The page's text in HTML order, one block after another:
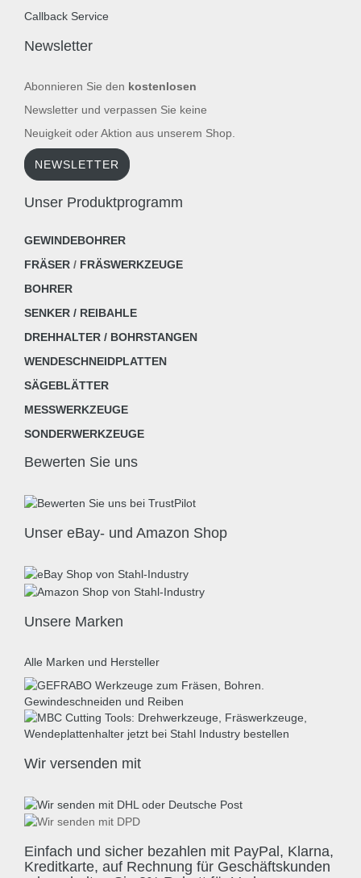
Callback Service
Newsletter
Abonnieren Sie den kostenlosen
Newsletter und verpassen Sie keine
Neuigkeit oder Aktion aus unserem Shop.
NEWSLETTER
Unser Produktprogramm
GEWINDEBOHRER
FRÄSER / FRÄSWERKZEUGE
BOHRER
SENKER / REIBAHLE
DREHHALTER / BOHRSTANGEN
WENDESCHNEIDPLATTEN
SÄGEBLÄTTER
MESSWERKZEUGE
SONDERWERKZEUGE
Bewerten Sie uns
Unser eBay- und Amazon Shop
Unsere Marken
Alle Marken und Hersteller
Wir versenden mit
Einfach und sicher bezahlen mit PayPal, Klarna,
Kreditkarte, auf Rechnung für Geschäftskunden